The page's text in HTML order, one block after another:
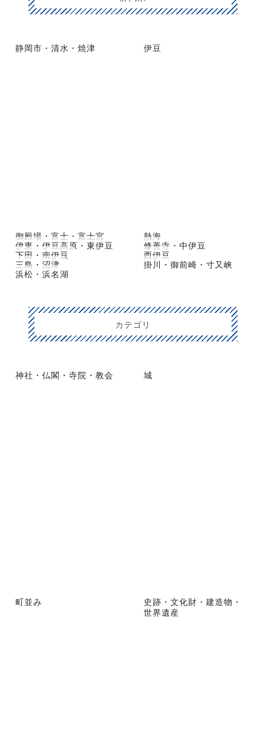
静岡市・清水・焼津 伊豆
御殿場・富士・富士宮
熱海
伊東・伊豆高原・東伊豆
修善寺・中伊豆
下田・南伊豆
西伊豆
三島・沼津
掛川・御前崎・寸又峡
浜松・浜名湖
カテゴリ
神社・仏閣・寺院・教会 城
町並み
史跡・文化財・建造物・
世界遺産